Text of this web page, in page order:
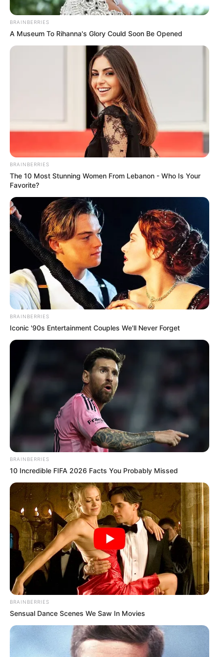
PostedFriss hírek
Óriási Fordulat: börtönt kért az
ügyészség Orbán Viktor egyik
legfontosabb európai
szövetségesére
February 5, 2026
Fordulat: börtönt kért az ügyészség Orbán Viktor
egyik legfontosabb európai szövetségesére –
Jelentős politikai visszhangot váltott ki
BRAINBERRIES
A Museum To Rihanna's Glory Could Soon Be Opened
BRAINBERRIES
The 10 Most Stunning Women From Lebanon - Who Is Your
Favorite?
BRAINBERRIES
Iconic '90s Entertainment Couples We'll Never Forget
BRAINBERRIES
10 Incredible FIFA 2026 Facts You Probably Missed
BRAINBERRIES
Sensual Dance Scenes We Saw In Movies